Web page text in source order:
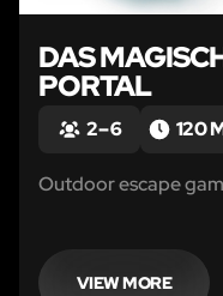
DAS
PORTAL
2 – 6 120
Outdoor escape
VIEW MORE